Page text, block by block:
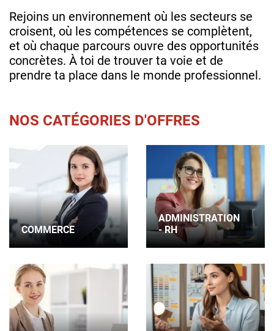
Rejoins un environnement où les secteurs se
croisent, où les compétences se complètent,
et où chaque parcours ouvre des opportunités
concrètes. À toi de trouver ta voie et de
prendre ta place dans le monde professionnel.
NOS CATÉGORIES D'OFFRES
COMMERCE
ADMINISTRATION
- RH